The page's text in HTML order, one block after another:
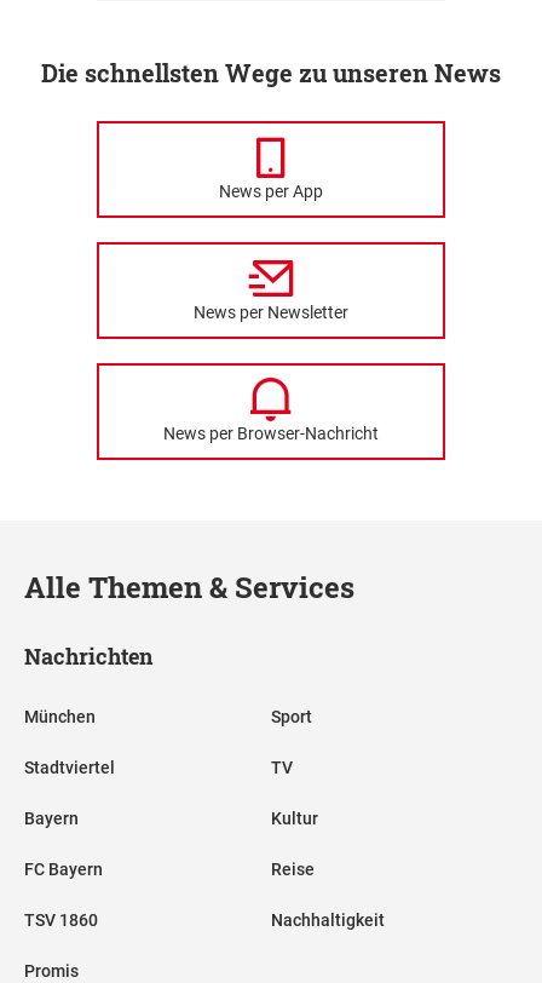
Die schnellsten Wege zu unseren News
News per App
News per Newsletter
News per Browser-Nachricht
Alle Themen & Services
Nachrichten
München
Stadtviertel
Bayern
FC Bayern
TSV 1860
Promis
Sport
TV
Kultur
Reise
Nachhaltigkeit